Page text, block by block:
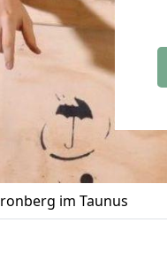
im Taunus